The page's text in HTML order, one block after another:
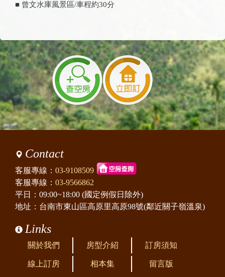
■ 曾文水庫風景區/車程約30分
Contact
客服專線： 03-9108509
客服專線： 03-9566862
平日：09:00~18:00 (國定例假日除外)
地址：台南市東山區高原里高原98號(鄰近關子嶺溫泉)
Links
關於我們 房型介紹 訂房須知
線上訂房 相本集 留言版